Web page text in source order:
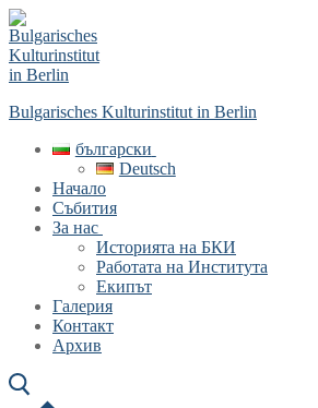
Skip
to
content
Menu
Close
Bulgarisches Kulturinstitut in Berlin
български
Deutsch
Начало
Събития
За нас
Историята на БКИ
Работата на Института
Екипът
Галерия
Контакт
Архив